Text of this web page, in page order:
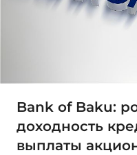
Bank of Baku:
доходность
выплаты